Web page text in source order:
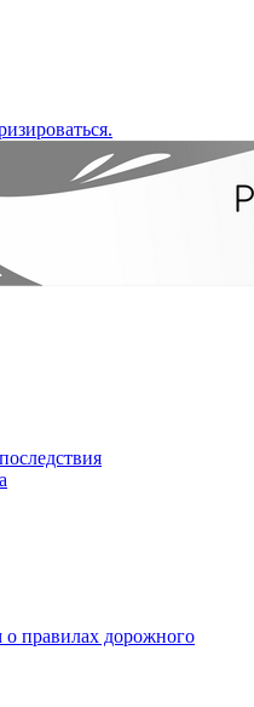
правилах дорожного